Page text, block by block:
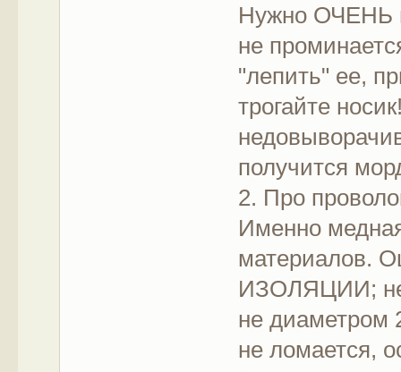
Нужно ОЧЕНЬ
не
"лепить" ее,
трогайте
получится
2. Про
Именно
материалов.
ИЗОЛЯЦИИ;
не
не ломается,